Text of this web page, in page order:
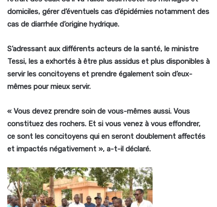
domiciles, gérer d’éventuels cas d’épidémies notamment des
cas de diarrhée d’origine hydrique.
S’adressant aux différents acteurs de la santé, le ministre
Tessi, les a exhortés à être plus assidus et plus disponibles à
servir les concitoyens et prendre également soin d’eux-
mêmes pour mieux servir.
« Vous devez prendre soin de vous-mêmes aussi. Vous
constituez des rochers. Et si vous venez à vous effondrer,
ce sont les concitoyens qui en seront doublement affectés
et impactés négativement », a-t-il déclaré.